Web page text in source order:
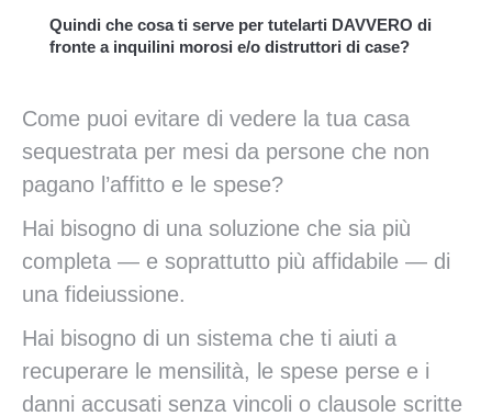
Quindi che cosa ti serve per tutelarti DAVVERO di
fronte a inquilini morosi e/o distruttori di case?
Come puoi evitare di vedere la tua casa
sequestrata per mesi da persone che non
pagano l’affitto e le spese?
Hai bisogno di una soluzione che sia più
completa — e soprattutto più affidabile — di
una fideiussione.
Hai bisogno di un sistema che ti aiuti a
recuperare le mensilità, le spese perse e i
danni accusati senza vincoli o clausole scritte